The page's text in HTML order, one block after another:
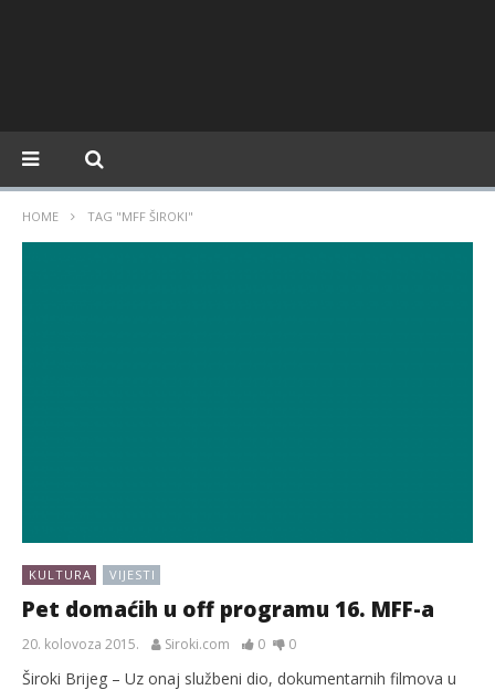
HOME TAG "MFF ŠIROKI"
KULTURA VIJESTI
Pet domaćih u off programu 16. MFF-a
20. kolovoza 2015. Siroki.com 0 0
Široki Brijeg – Uz onaj službeni dio, dokumentarnih filmova u